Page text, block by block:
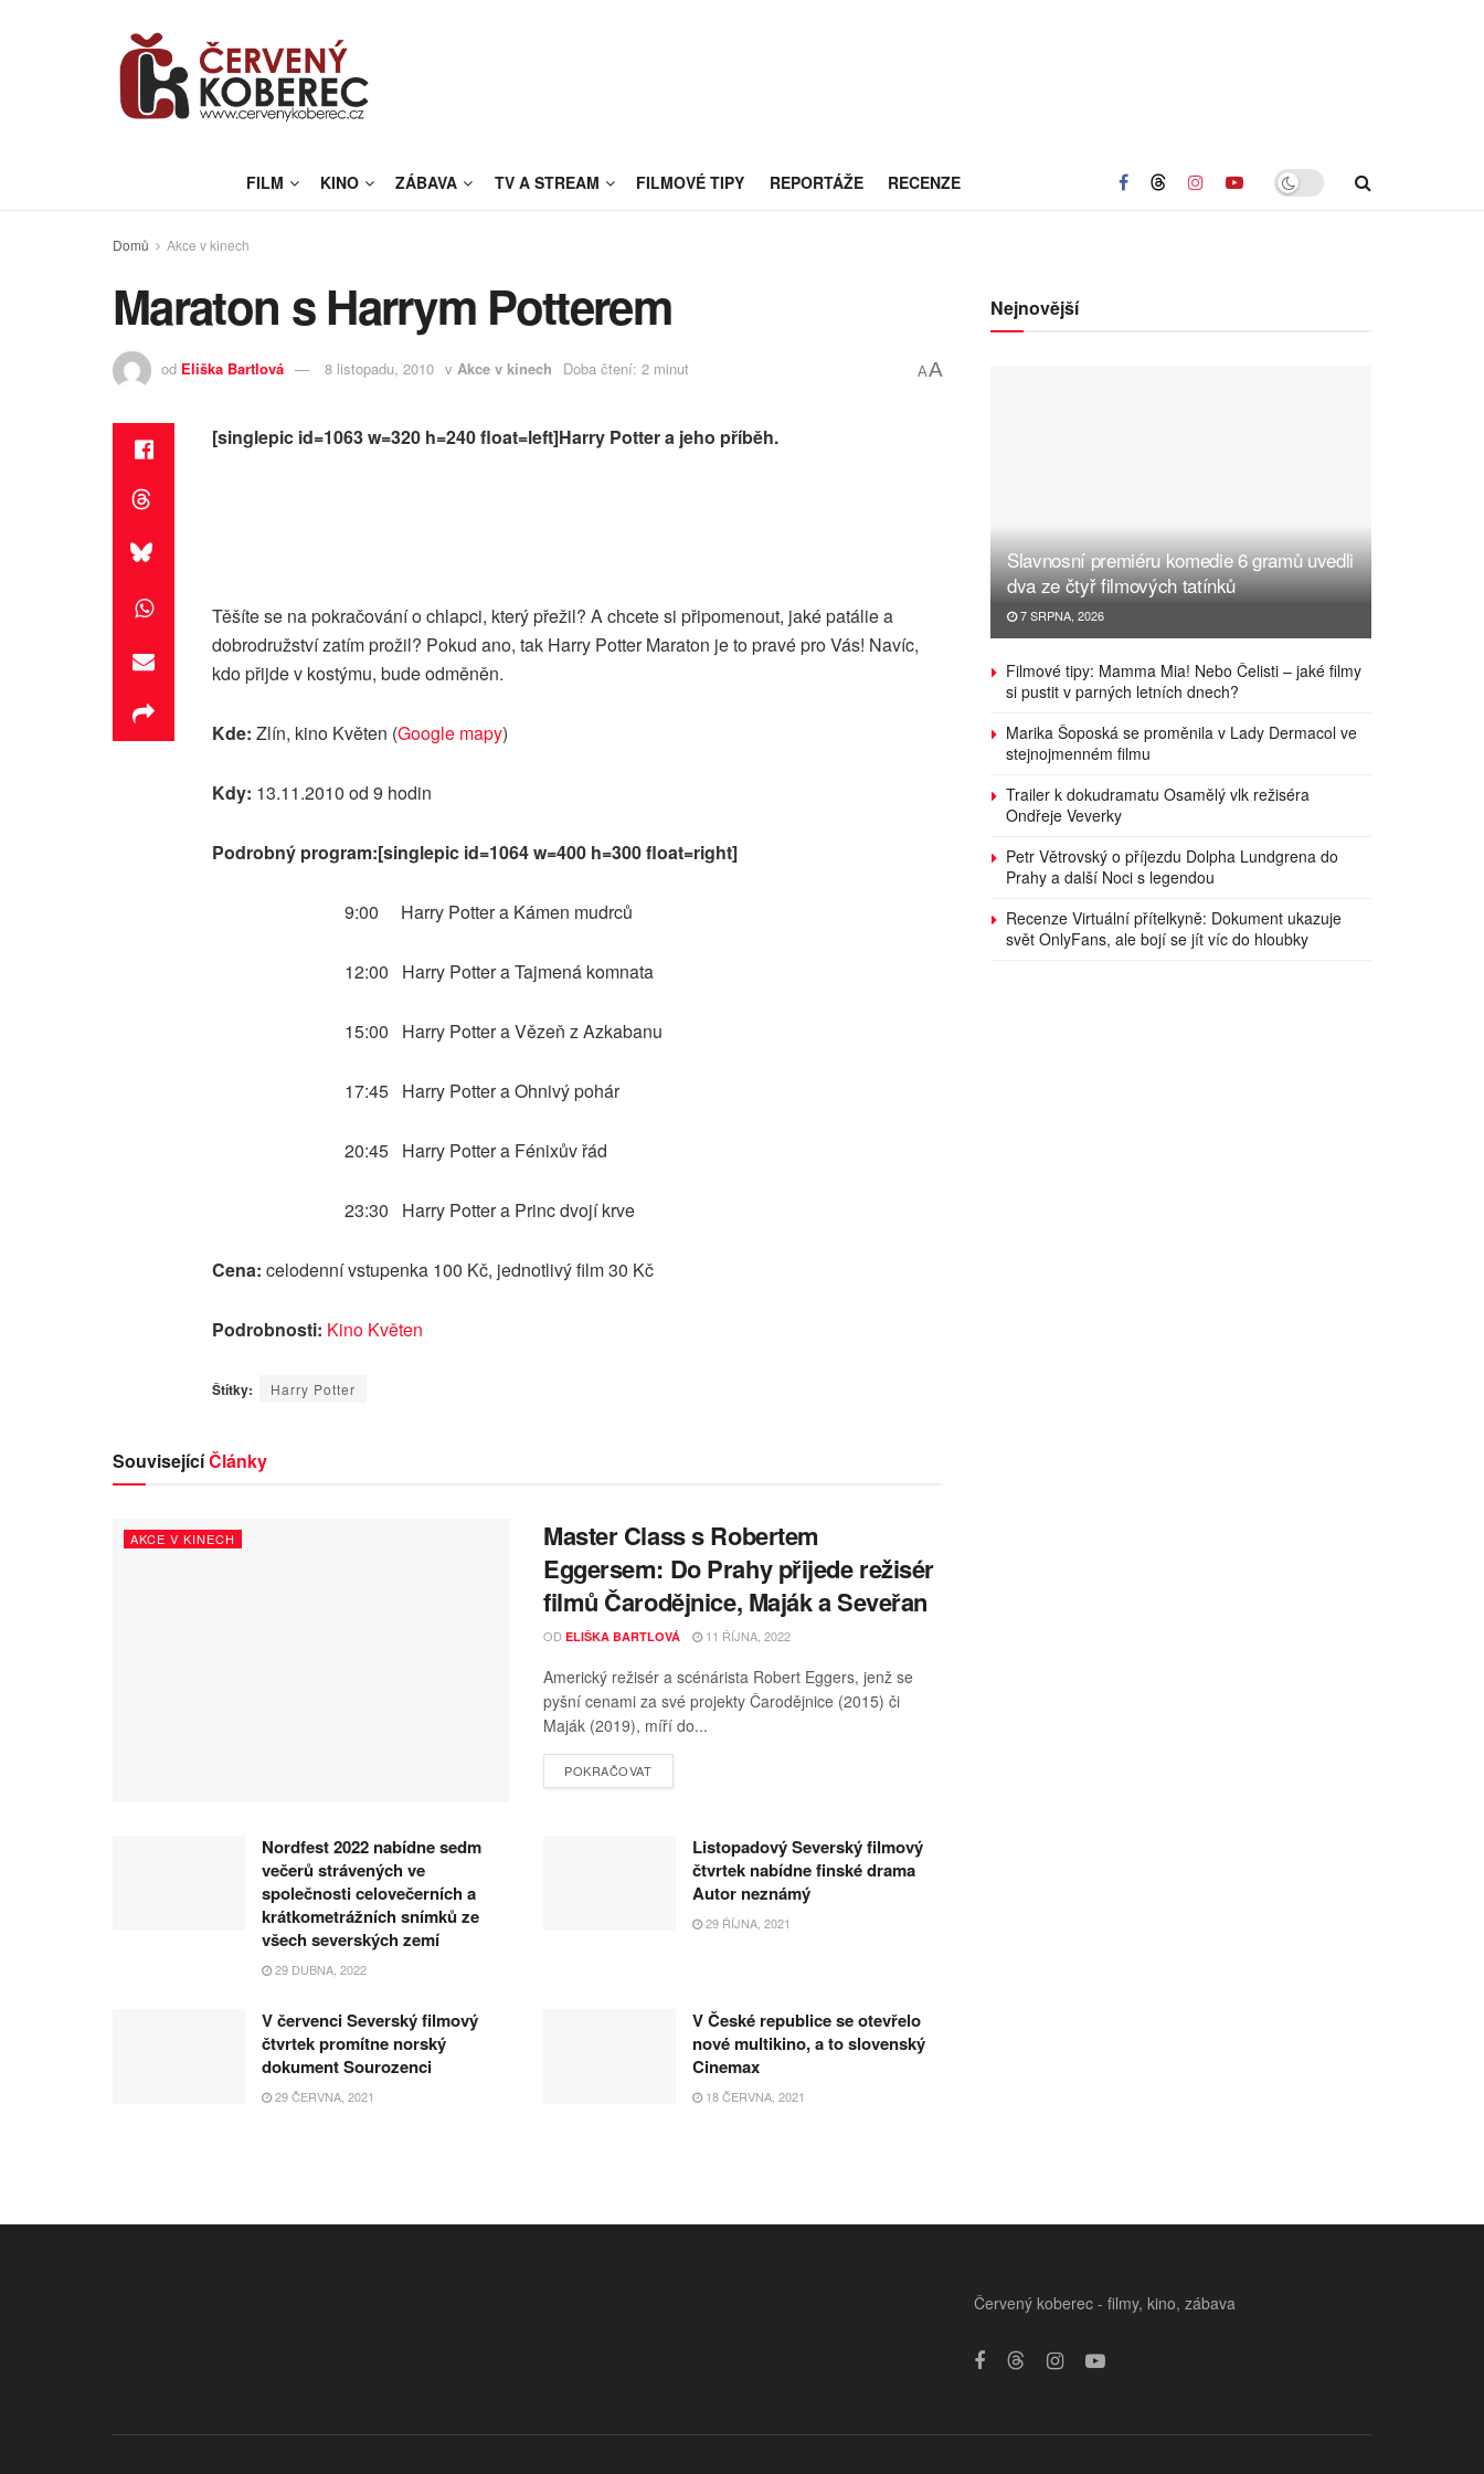
FILM KINO ZÁBAVA TV A STREAM FILMOVÉ TIPY REPORTÁŽE RECENZE
Domů Akce v kinech
Maraton s Harrym Potterem
od Eliška Bartlová 8 listopadu, 2010 v Akce v kinech Doba čtení: 2 minut AA
[singlepic id=1063 w=320 h=240 float=left]Harry Potter a jeho příběh.
Těšíte se na pokračování o chlapci, který přežil? A chcete si připomenout, jaké patálie a
dobrodružství zatím prožil? Pokud ano, tak Harry Potter Maraton je to pravé pro Vás! Navíc,
kdo přijde v kostýmu, bude odměněn.
Kde: Zlín, kino Květen (Google mapy)
Kdy: 13.11.2010 od 9 hodin
Podrobný program:[singlepic id=1064 w=400 h=300 float=right]
9:00 Harry Potter a Kámen mudrců
12:00 Harry Potter a Tajmená komnata
15:00 Harry Potter a Vězeň z Azkabanu
17:45 Harry Potter a Ohnivý pohár
20:45 Harry Potter a Fénixův řád
23:30 Harry Potter a Princ dvojí krve
Cena: celodenní vstupenka 100 Kč, jednotlivý film 30 Kč
Podrobnosti: Kino Květen
Štítky: Harry Potter
SouvisejícíČlánky
AKCE V KINECH
Master Class s Robertem
Eggersem: Do Prahy přijede režisér
filmů Čarodějnice, Maják a Seveřan
OD ELIŠKA BARTLOVÁ 11 ŘÍJNA, 2022
Americký režisér a scénárista Robert Eggers, jenž se
pyšní cenami za své projekty Čarodějnice (2015) či
Maják (2019), míří do...
POKRAČOVAT
Nordfest 2022 nabídne sedm
večerů strávených ve
společnosti celovečerních a
krátkometrážních snímků ze
všech severských zemí
29 DUBNA, 2022
Listopadový Severský filmový
čtvrtek nabídne finské drama
Autor neznámý
29 ŘÍJNA, 2021
V červenci Severský filmový
čtvrtek promítne norský
dokument Sourozenci
29 ČERVNA, 2021
V České republice se otevřelo
nové multikino, a to slovenský
Cinemax
18 ČERVNA, 2021
Nejnovější
Slavnosní premiéru komedie 6 gramů uvedli
dva ze čtyř filmových tatínků
7 SRPNA, 2026
Filmové tipy: Mamma Mia! Nebo Čelisti – jaké filmy
si pustit v parných letních dnech?
Marika Šoposká se proměnila v Lady Dermacol ve
stejnojmenném filmu
Trailer k dokudramatu Osamělý vlk režiséra
Ondřeje Veverky
Petr Větrovský o příjezdu Dolpha Lundgrena do
Prahy a další Noci s legendou
Recenze Virtuální přítelkyně: Dokument ukazuje
svět OnlyFans, ale bojí se jít víc do hloubky
Červený koberec - filmy, kino, zábava